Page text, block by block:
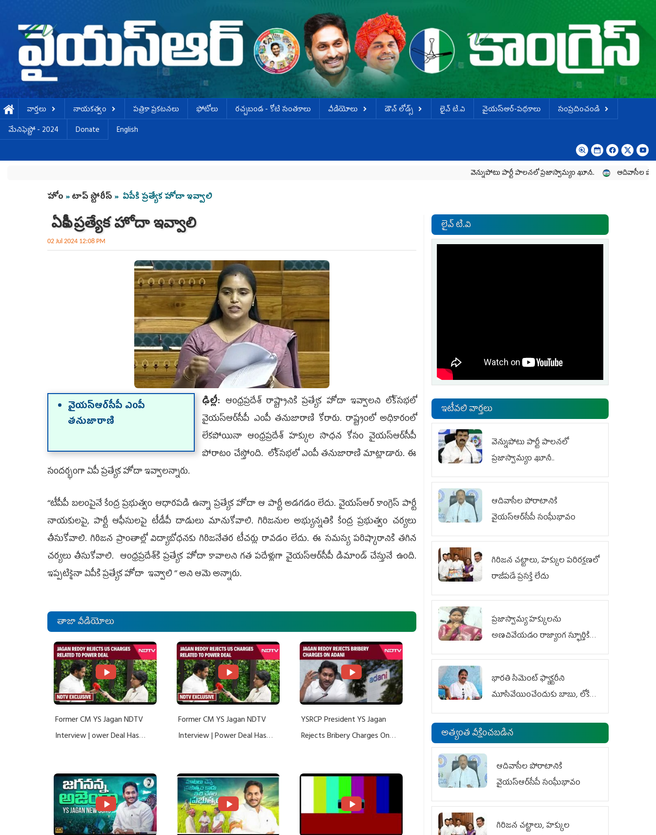
వార్తలు నాయకత్వం పత్రికా ప్రకటనలు ఫోటోలు ర‌చ్చ‌బండ‌ - కోటి సంత‌కాలు వీడియోలు డౌన్ లోడ్స్ లైవ్ టి.వి వైయస్ఆర్-పథకాలు
సంప్రదించండి
మేనిఫెస్టో - 2024
Donate English
వెన్నుపోటు పార్టీ పాలనలో ప్రజాస్వామ్యం ఖూనీ.. ఆదివాసీల పోరాటానికి
You are here
హోం »టాప్ స్టోరీస్ » ఏపీకి ప్రత్యేక హోదా ఇవ్వాలి
ఏపీకి ప్రత్యేక హోదా ఇవ్వాలి
02 Jul 2024 12:08 PM
వైయ‌స్ఆర్‌సీపీ ఎంపీ
తనుజారాణి
ఢిల్లీ: ఆంధ్రప్రదేశ్ రాష్ట్రానికి ప్రత్యేక హోదా ఇవ్వాలని లోక్‌సభలో
వైయ‌స్ఆర్‌సీపీ ఎంపీ తనుజారాణి కోరారు. రాష్ట్రంలో అధికారంలో
లేకపోయినా ఆంధ్రప్రదేశ్ హక్కుల సాధన కోసం వైయ‌స్ఆర్‌సీపీ
పోరాటం చేస్తోంది. లోక్‌సభలో ఎంపీ తనుజారాణి మాట్లాడారు. ఈ
సందర్భంగా ఏపీ ప్రత్యేక హోదా ఇవ్వాలన్నారు.
‘‘టీపీపీ బలంపైనే కేంద్ర ప్రభుత్వం ఆధారపడి ఉన్నా ప్రత్యేక హోదా ఆ పార్టీ అడగడం లేదు. వైయ‌స్ఆర్‌ కాంగ్రెస్ పార్టీ
నాయకులపై, పార్టీ ఆఫీసులపై టీడీపీ దాడులు మానుకోవాలి. గిరిజనుల అభ్యున్నతికి కేంద్ర ప్రభుత్వం చర్యలు
తీసుకోవాలి. గిరిజన ప్రాంతాల్లో విద్యాబోధనకు గిరిజనేతర టీచర్లు రావడం లేదు. ఈ సమస్య పరిష్కారానికి తగిన
చర్యలు తీసుకోవాలి. ఆంధ్రప్రదేశ్‌కి ప్రత్యేక హోదా కావాలని గత పదేళ్లుగా వైయ‌స్ఆర్‌సీపీ డిమాండ్‌ చేస్తునే ఉంది.
ఇప్పటికైనా ఏపీకి ప్రత్యేక హోదా ఇవ్వాలి ’’ అని ఆమె అన్నారు.
తాజా వీడియోలు
Former CM YS Jagan NDTV
Interview | ower Deal Has
Former CM YS Jagan NDTV
Interview | Power Deal Has
YSRCP President YS Jagan
Rejects Bribery Charges On
లైవ్ టి.వి
ఇటీవలి వార్తలు
వెన్నుపోటు పార్టీ పాలనలో
ప్రజాస్వామ్యం ఖూనీ..
ఆదివాసీల పోరాటానికి
వైయ‌స్ఆర్‌సీపీ సంఘీభావం
గిరిజన చట్టాలు, హక్కుల పరిరక్షణలో
రాజీపడే ప్రసక్తే లేదు
ప్రజాస్వామ్య హక్కులను
అణచివేయడం రాజ్యాంగ స్ఫూర్తికి
విరుద్ధం
భారతి సిమెంట్ ఫ్యాక్టరీని
మూసివేయించేందుకు బాబు, లోకేశ్
కుట్ర
అత్యంత వీక్షించబడిన
ఆదివాసీల పోరాటానికి
వైయ‌స్ఆర్‌సీపీ సంఘీభావం
గిరిజన చట్టాలు, హక్కుల